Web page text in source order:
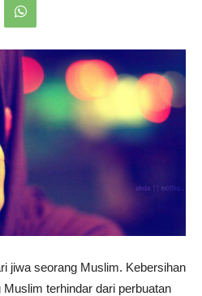
jiwa seorang Muslim. Kebersihan
terhindar dari perbuatan